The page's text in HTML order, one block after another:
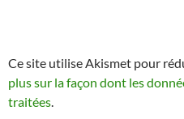
Ce site utilise Akismet pour
plus sur la façon dont les
traitées.